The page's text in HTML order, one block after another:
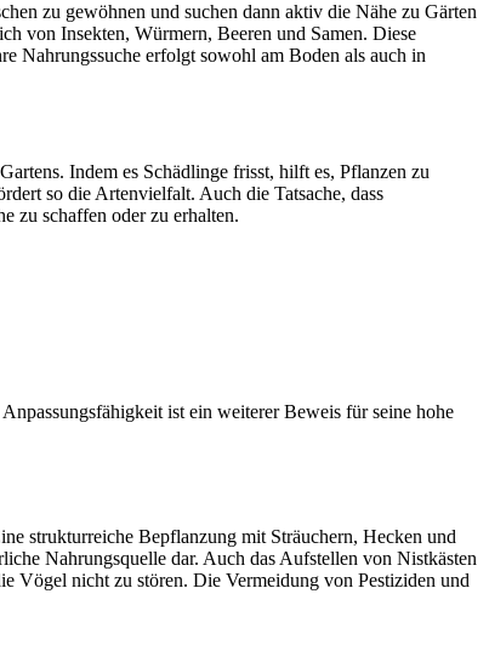
zu gewöhnen und suchen dann aktiv die Nähe zu Gärten
von Insekten, Würmern, Beeren und Samen. Diese
Nahrungssuche erfolgt sowohl am Boden als auch in
Indem es Schädlinge frisst, hilft es, Pflanzen zu
so die Artenvielfalt. Auch die Tatsache, dass
zu schaffen oder zu erhalten.
ist ein weiterer Beweis für seine hohe
strukturreiche Bepflanzung mit Sträuchern, Hecken und
Nahrungsquelle dar. Auch das Aufstellen von Nistkästen
Vögel nicht zu stören. Die Vermeidung von Pestiziden und